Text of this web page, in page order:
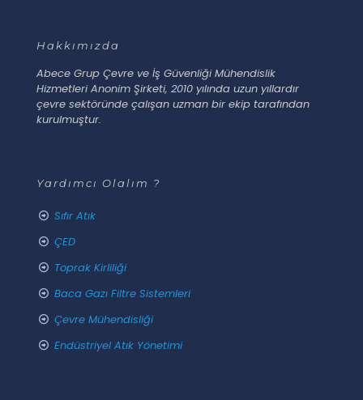
Hakkımızda
Abece Grup Çevre ve İş Güvenliği Mühendislik
Hizmetleri Anonim Şirketi, 2010 yılında uzun yıllardır
çevre sektöründe çalışan uzman bir ekip tarafından
kurulmuştur.
Yardımcı Olalım ?
Sıfır Atık
ÇED
Toprak Kirliliği
Baca Gazı Filtre Sistemleri
Çevre Mühendisliği
Endüstriyel Atık Yönetimi